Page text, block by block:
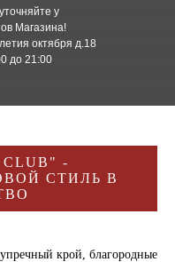
у
Магазина!
октября д.18
до 21:00
-
СТИЛЬ В
крой, благородные